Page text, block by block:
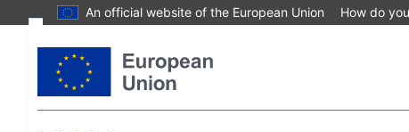
An official website of the European Union How do
to
content
Document information
Up-to-date link